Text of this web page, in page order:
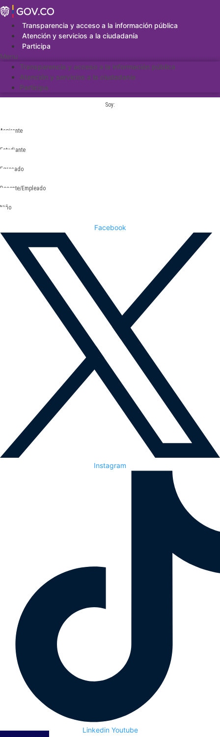
Saltar
al
contenidoTransparencia y acceso a la información pública
Atención y servicios a la ciudadanía
Participa
Menu
Transparencia y acceso a la información pública
Atención y servicios a la ciudadanía
Participa
Soy:
Aspirante
Estudiante
Egresado
Docente/Empleado
Niño
Facebook
Instagram
Linkedin Youtube